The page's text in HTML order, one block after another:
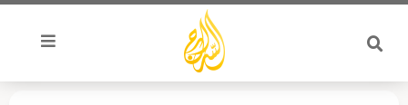
تخطي
المحتوى